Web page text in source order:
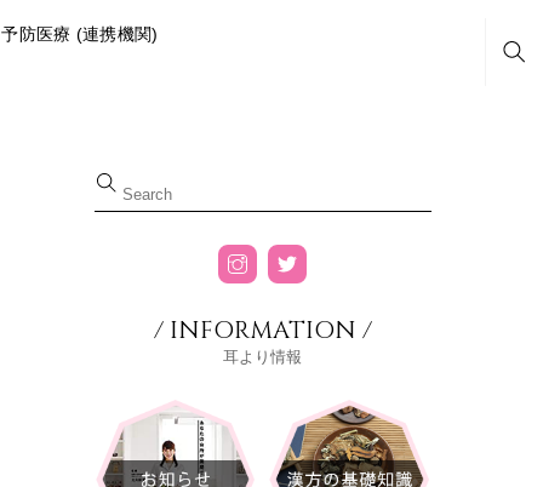
予防医療 (連携機関)
/ INFORMATION /
耳より情報